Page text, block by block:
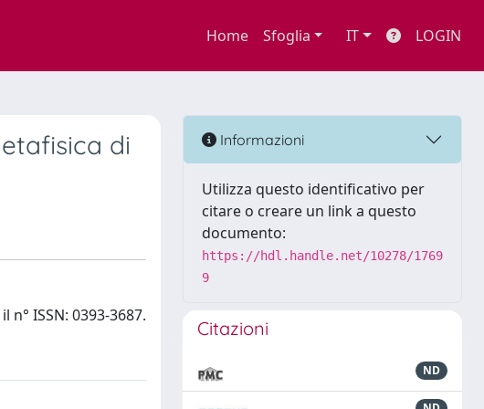
Home Sfoglia IT LOGIN
di
ISSN: 0393-3687.
Informazioni
Utilizza questo identificativo per
citare o creare un link a questo
documento:
https://hdl.handle.net/10278/1769
9
Citazioni
ND